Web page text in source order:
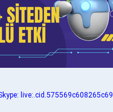
live:.cid.575569c608265c69